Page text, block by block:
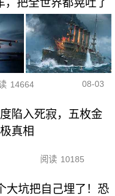
，把全世界都晃吐了
14664 08-03
陷入死寂，五枚金
真相
阅读 10185
大坑把自己埋了！恐